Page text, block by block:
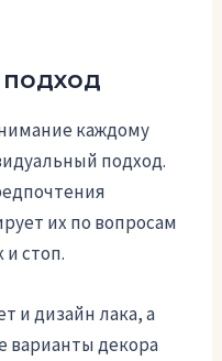
каждому
подход.
их по вопросам
и стоп.
и дизайн лака, а
варианты декора